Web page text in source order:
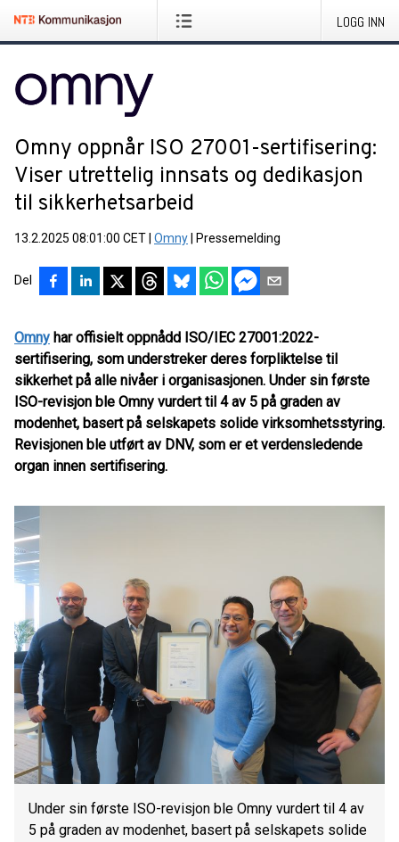
LOGG INN
Omny oppnår ISO 27001-sertifisering:
Viser utrettelig innsats og dedikasjon
til sikkerhetsarbeid
13.2.2025 08:01:00 CET Omny Pressemelding
Del
Omny har offisielt oppnådd ISO/IEC 27001:2022-
sertifisering, som understreker deres forpliktelse til
sikkerhet på alle nivåer i organisasjonen. Under sin første
ISO-revisjon ble Omny vurdert til 4 av 5 på graden av
modenhet, basert på selskapets solide virksomhetsstyring.
Revisjonen ble utført av DNV, som er et verdensledende
organ innen sertifisering.
Under sin første ISO-revisjon ble Omny vurdert til 4 av
5 på graden av modenhet, basert på selskapets solide